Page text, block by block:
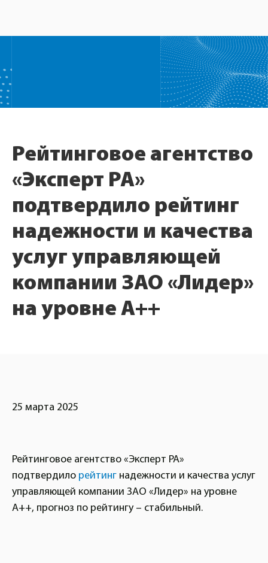
Рейтинговое агентство
«Эксперт РА»
подтвердило рейтинг
надежности и качества
услуг управляющей
компании ЗАО «Лидер»
на уровне А++
25 марта 2025
Рейтинговое агентство «Эксперт РА»
подтвердило рейтинг надежности и качества услуг
управляющей компании ЗАО «Лидер» на уровне
А++, прогноз по рейтингу – стабильный.